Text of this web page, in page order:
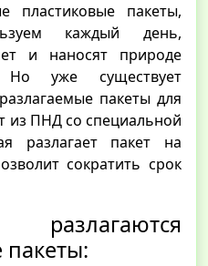
пластиковые пакеты,
каждый день,
и наносят природе
Но уже существует
пакеты для
из ПНД со специальной
разлагает пакет на
сократить срок